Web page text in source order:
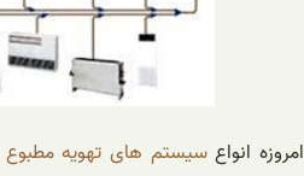
امروزه انواعسیستم های تهویه مطبوع